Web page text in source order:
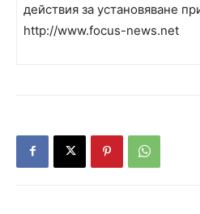
действия за установяване
http://www.focus-news.net